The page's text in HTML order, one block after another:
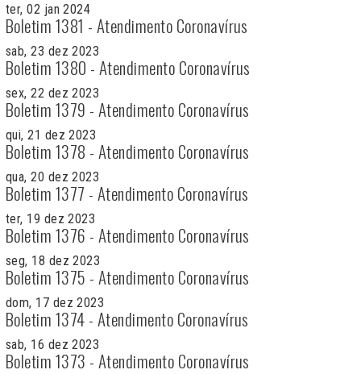
ter, 02 jan 2024
Boletim 1381 - Atendimento Coronavírus
sab, 23 dez 2023
Boletim 1380 - Atendimento Coronavírus
sex, 22 dez 2023
Boletim 1379 - Atendimento Coronavírus
qui, 21 dez 2023
Boletim 1378 - Atendimento Coronavírus
qua, 20 dez 2023
Boletim 1377 - Atendimento Coronavírus
ter, 19 dez 2023
Boletim 1376 - Atendimento Coronavírus
seg, 18 dez 2023
Boletim 1375 - Atendimento Coronavírus
dom, 17 dez 2023
Boletim 1374 - Atendimento Coronavírus
sab, 16 dez 2023
Boletim 1373 - Atendimento Coronavírus